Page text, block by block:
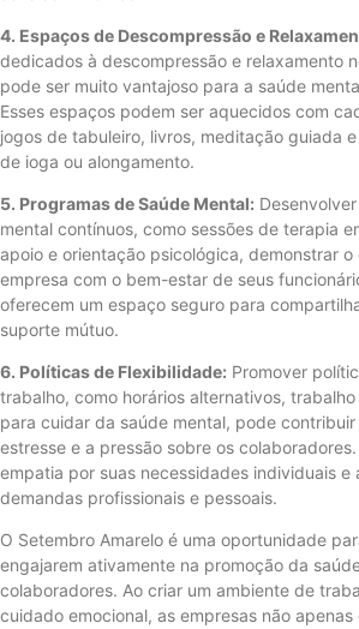
4. Espaços de Descompressão e
dedicados à descompressão e relaxamento
pode ser muito vantajoso para a saúde
Esses espaços podem ser aquecidos com
jogos de tabuleiro, livros, meditação guiada
de ioga ou alongamento.
5. Programas de Saúde Mental:
mental contínuos, como sessões de terapia
apoio e orientação psicológica, demonstrar o
empresa com o bem-estar de seus
oferecem um espaço seguro para
suporte mútuo.
6. Políticas de Flexibilidade: Promover
trabalho, como horários alternativos,
para cuidar da saúde mental, pode
estresse e a pressão sobre os
empatia por suas necessidades individuais e
demandas profissionais e pessoais.
O Setembro Amarelo é uma oportunidade
engajarem ativamente na promoção da
colaboradores. Ao criar um ambiente de
cuidado emocional, as empresas não apenas